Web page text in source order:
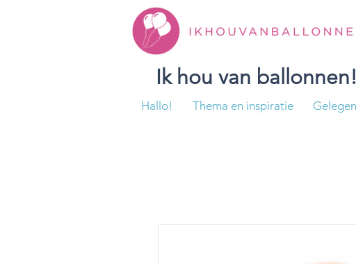
Ik hou van
Hallo! Thema en inspiratie